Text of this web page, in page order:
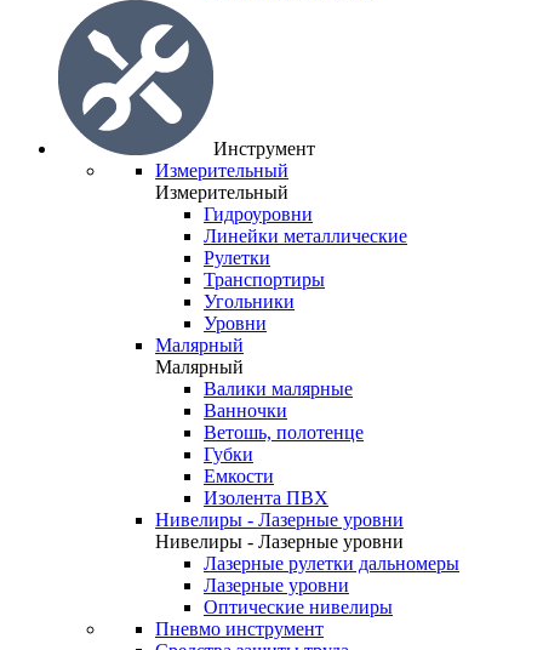
Инструмент
Измерительный
Измерительный
Гидроуровни
Линейки металлические
Рулетки
Транспортиры
Угольники
Уровни
Малярный
Малярный
Валики малярные
Ванночки
Ветошь, полотенце
Губки
Емкости
Изолента ПВХ
Нивелиры - Лазерные уровни
Нивелиры - Лазерные уровни
Лазерные рулетки дальномеры
Лазерные уровни
Оптические нивелиры
Пневмо инструмент